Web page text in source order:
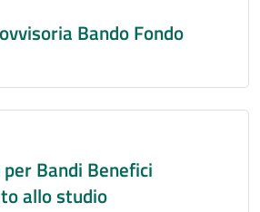
Bando Fondo
Bandi Benefici
allo studio